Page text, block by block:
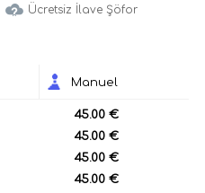
Ücretsiz İlave Şöfor
Manuel
45.00 €
45.00 €
45.00 €
45.00 €